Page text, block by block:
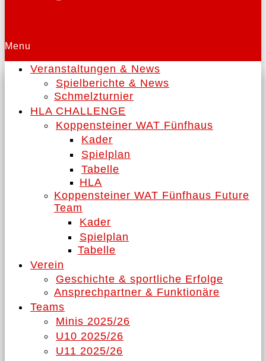
Menu
Veranstaltungen & News
Spielberichte & News
Schmelzturnier
HLA CHALLENGE
Koppensteiner WAT Fünfhaus
Kader
Spielplan
Tabelle
HLA
Koppensteiner WAT Fünfhaus Future
Team
Kader
Spielplan
Tabelle
Verein
Geschichte & sportliche Erfolge
Ansprechpartner & Funktionäre
Teams
Minis 2025/26
U10 2025/26
U11 2025/26